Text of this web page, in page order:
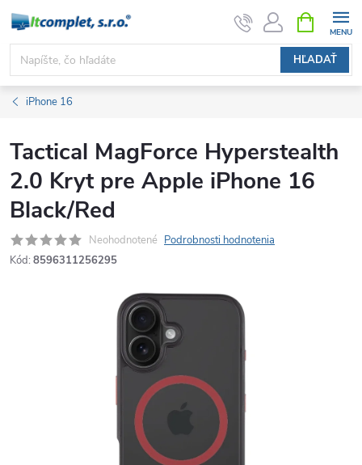
Prejsť
obsah
HĽADAŤ
KOŠÍK
iPhone 16
Tactical MagForce Hyperstealth
2.0 Kryt pre Apple iPhone 16
Black/Red
Neohodnotené Podrobnosti hodnotenia
Kód: 8596311256295